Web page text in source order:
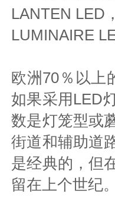
LANTEN LED
LUMINAIRE
欧洲70％以上
如果采用LED
数是灯笼型或
街道和辅助道
是经典的，但
留在上个世纪。